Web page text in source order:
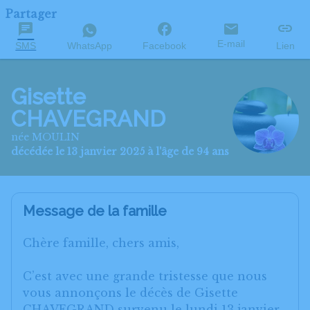
Partager
SMS WhatsApp Facebook E-mail Lien
Gisette
CHAVEGRAND
née MOULIN
décédée le 13 janvier 2025 à l'âge de 94 ans
Message de la famille
Chère famille, chers amis,
C’est avec une grande tristesse que nous
vous annonçons le décès de Gisette